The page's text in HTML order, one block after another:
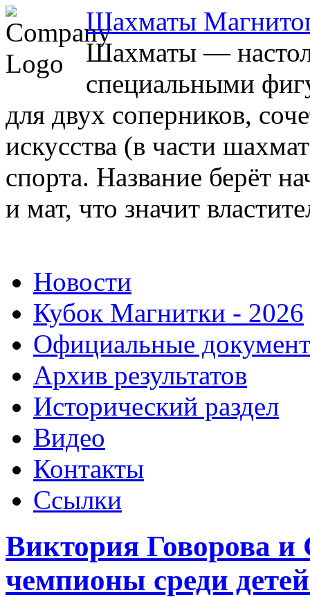
Шахматы
Шахматы —
специальными
для двух соперников,
искусства (в части
спорта. Название берёт
и мат, что значит
Новости
Кубок Магнитки - 2026
Официальные
Архив результатов
Исторический раздел
Видео
Контакты
Ссылки
Виктория Говорова
чемпионы среди